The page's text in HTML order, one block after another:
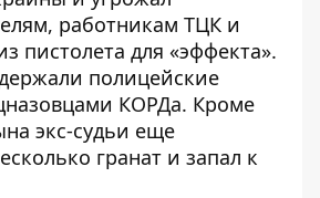
работникам ТЦК и
пистолета для «эффекта».
полицейские
КОРДа. Кроме
экс-судьи еще
гранат и запал к